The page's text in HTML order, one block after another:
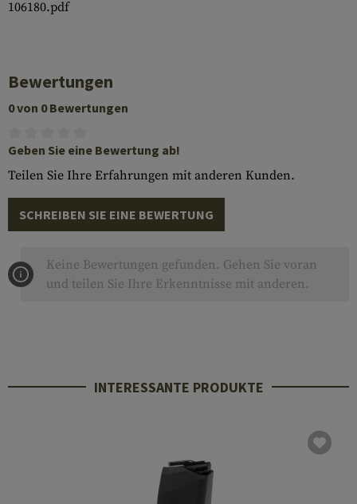
106180.pdf
Bewertungen
0 von 0 Bewertungen
Geben Sie eine Bewertung ab!
Teilen Sie Ihre Erfahrungen mit anderen Kunden.
SCHREIBEN SIE EINE BEWERTUNG
Keine Bewertungen gefunden. Gehen Sie voran
und teilen Sie Ihre Erkenntnisse mit anderen.
INTERESSANTE PRODUKTE